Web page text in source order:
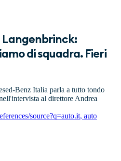
Langenbrinck:
di squadra. Fieri
Benz Italia parla a tutto tondo
al direttore Andrea
source?q=auto.it, auto